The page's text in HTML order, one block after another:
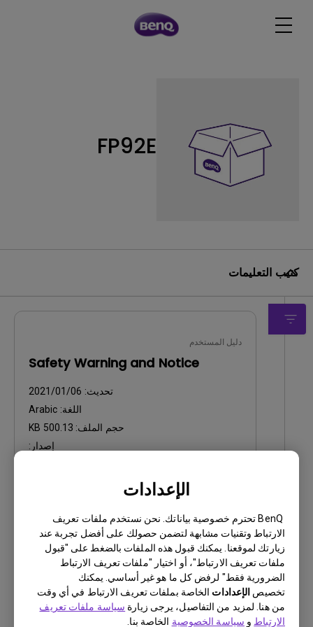
الإعدادات
BenQ تحترم خصوصية بياناتك. نحن نستخدم ملفات تعريف
الارتباط وتقنيات مشابهة لتضمن حصولك على أفضل تجربة عند
زيارتك لموقعنا. يمكنك قبول هذه الملفات بالضغط على "قبول
ملفات تعريف الارتباط"، أو اختيار "ملفات تعريف الارتباط
الضرورية فقط" لرفض كل ما هو غير أساسي. يمكنك
تخصيص الإعدادات الخاصة بملفات تعريف الارتباط في أي وقت
من هنا. لمزيد من التفاصيل، يرجى زيارة سياسة ملفات تعريف
الارتباط و سياسة الخصوصية الخاصة بنا.
FP92E
كتيب التعليمات
دليل المستخدم
Safety Warning and Notice
تحديث: 2021/01/06
اللغة: Arabic
حجم الملف: 500.13 KB
إصدار:
دليل المستخدم
دليل المستخدم
تحديث:2006/10/27